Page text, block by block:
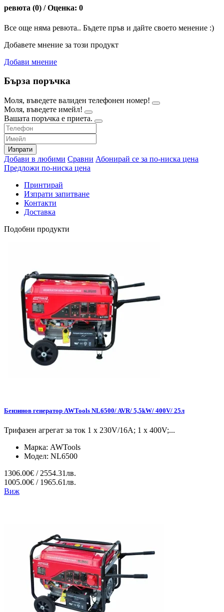
ревюта (0) / Оценка: 0
Все още няма ревюта.. Бъдете пръв и дайте своето менение :)
Добавете мнение за този продукт
Добави мнение
Бърза поръчка
Моля, въведете валиден телефонен номер!
Моля, въведете имейл!
Вашата поръчка е приета.
Изпрати
Добави в любими Сравни Абонирай се за по-ниска цена
Предложи по-ниска цена
Принтирай
Изпрати запитване
Контакти
Доставка
Подобни продукти
Бензинов генератор AWTools NL6500/ AVR/ 5,5kW/ 400V/ 25л
Трифазен агрегат за ток 1 x 230V/16A; 1 x 400V;...
Марка: AWTools
Модел: NL6500
1306.00€ / 2554.31лв.
1005.00€ / 1965.61лв.
Виж